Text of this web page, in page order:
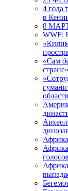
4 года
в
8
WWF:
«Сам